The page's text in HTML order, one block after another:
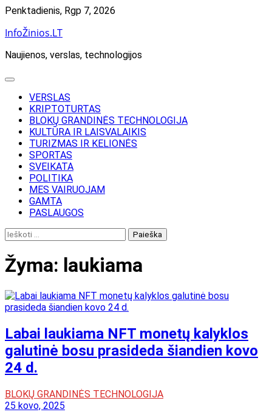
Skip
content
Penktadienis, Rgp 7, 2026
InfoŽinios.LT
Naujienos, verslas, technologijos
VERSLAS
KRIPTOTURTAS
BLOKŲ GRANDINĖS TECHNOLOGIJA
KULTŪRA IR LAISVALAIKIS
TURIZMAS IR KELIONĖS
SPORTAS
SVEIKATA
POLITIKA
MES VAIRUOJAM
GAMTA
PASLAUGOS
Ieškoti:
Žyma: laukiama
Labai laukiama NFT monetų kalyklos
galutinė bosu prasideda šiandien kovo
24 d.
BLOKŲ GRANDINĖS TECHNOLOGIJA
25 kovo, 2025